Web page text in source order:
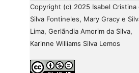
Copyright (c) 2025 Isabel Cristina
Silva Fontineles, Mary Gracy e
Lima, Gerlãndia Amorim da Silva,
Karinne Williams Silva Lemos